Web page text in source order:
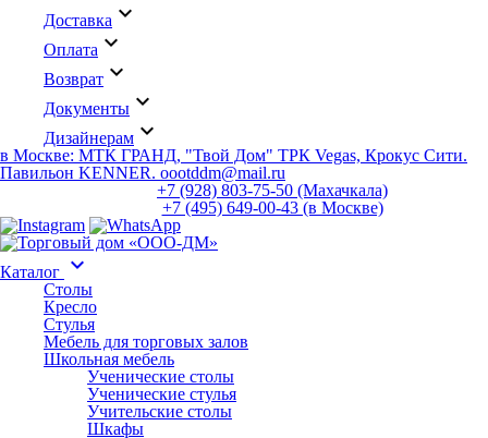
Доставка keyboard_arrow_down
Оплата keyboard_arrow_down
Возврат keyboard_arrow_down
Документы keyboard_arrow_down
Дизайнерам keyboard_arrow_down
в Москве: МТК ГРАНД, "Твой Дом" ТРК Vegas, Крокус Сити.
Павильон KENNER. oootddm@mail.ru
+7 (928) 803-75-50 (Махачкала)
+7 (495) 649-00-43 (в Москве)
Каталог keyboard_arrow_down
Столы
Кресло
Стулья
Мебель для торговых залов
Школьная мебель
Ученические столы
Ученические стулья
Учительские столы
Шкафы